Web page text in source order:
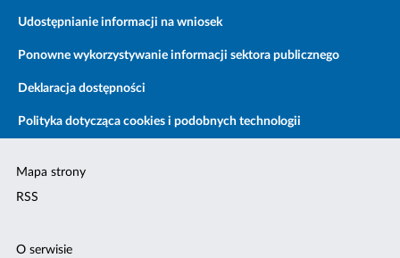
Udostępnianie informacji na wniosek
Ponowne wykorzystywanie informacji sektora publicznego
Deklaracja dostępności
Polityka dotycząca cookies i podobnych technologii
Mapa strony
RSS
O serwisie